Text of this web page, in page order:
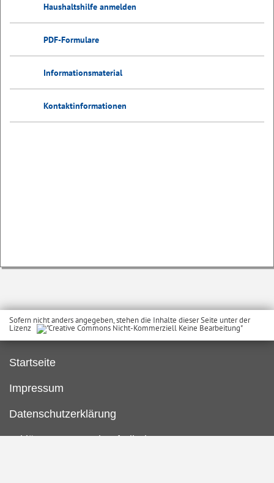
Haushaltshilfe anmelden
PDF-Formulare
Informationsmaterial
Kontaktinformationen
Sofern nicht anders angegeben, stehen die Inhalte dieser Seite unter der
Lizenz
Startseite
Impressum
Datenschutzerklärung
Erklärung zur Barrierefreiheit